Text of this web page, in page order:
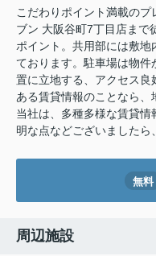
こだわりポイント満載の
ブン 大阪谷町7丁目店まで
ポイント。共用部には敷地
ております。駐車場は物
置に立地する、アクセス良
ある賃貸情報のことなら、
当社は、多種多様な賃貸
明な点などございましたら
無料
周辺施設